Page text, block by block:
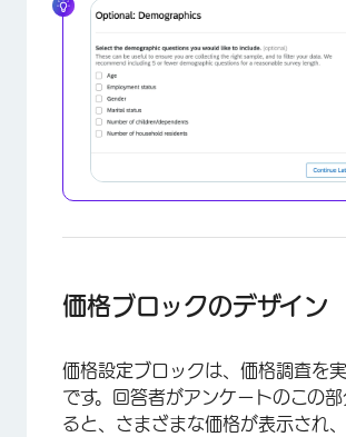
価格ブロックのデザイン
価格設定ブロックは、価格調査を
です。回答者がアンケートのこの
ると、さまざまな価格が表示され